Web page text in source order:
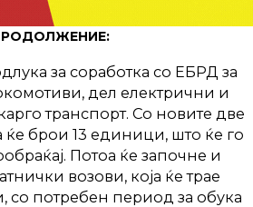
за соработка со ЕБРД за
дел електрични и
транспорт. Со новите две
ќе брои 13 единици, што ќе го
Потоа ќе започне и
возови, која ќе трае
со потребен период за обука